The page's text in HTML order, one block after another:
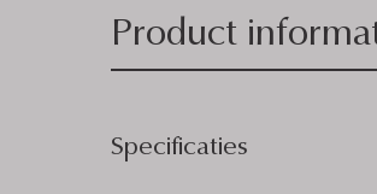
Product
Specificaties